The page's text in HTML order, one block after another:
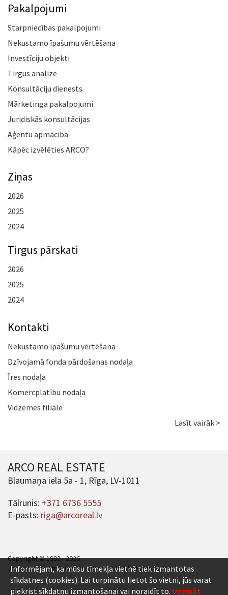
Pakalpojumi
Starpniecības pakalpojumi
Nekustamo īpašumu vērtēšana
Investīciju objekti
Tirgus analīze
Konsultāciju dienests
Mārketinga pakalpojumi
Juridiskās konsultācijas
Aģentu apmācība
Kāpēc izvēlēties ARCO?
Ziņas
2026
2025
2024
Tirgus pārskati
2026
2025
2024
Kontakti
Nekustamo īpašumu vērtēšana
Dzīvojamā fonda pārdošanas nodaļa
Īres nodaļa
Komercplatību nodaļa
Vidzemes filiāle
Lasīt vairāk >
ARCO REAL ESTATE
Blaumaņa iela 5a - 1, Rīga, LV-1011
Tālrunis: +371 6736 5555
E-pasts: riga@arcoreal.lv
Copyright © 1992 - 2026
Jebkuras informācijas un satura pārpublicēšana ir jāsaskaņo.
Informējam, ka mūsu tīmekļa vietnē tiek izmantotas
sīkdatnes (cookies). Lai turpinātu lietot šo vietni, jūs varat
piekrist sīkdatņu izmantošanai vai noraidīt to. Uzzināt